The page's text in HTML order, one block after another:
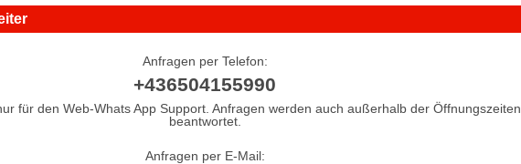
Anfragen per Telefon:
+436504155990
für den Web-Whats App Support. Anfragen werden auch außerhalb der Öffnungszeiten
beantwortet.
Anfragen per E-Mail: